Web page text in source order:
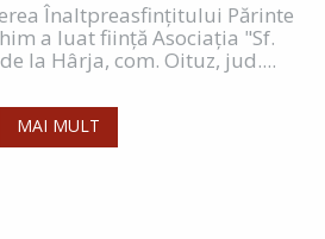
Înaltpreasfințitului Părinte
a luat ființă Asociația "Sf.
la Hârja, com. Oituz, jud....
MAI MULT